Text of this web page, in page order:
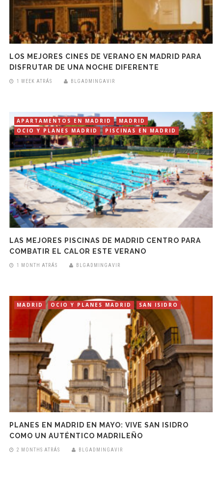
LOS MEJORES CINES DE VERANO EN MADRID PARA
DISFRUTAR DE UNA NOCHE DIFERENTE
1 WEEK ATRÁS BLGADMINGAVIR
APARTAMENTOS EN MADRID
MADRID
OCIO Y PLANES MADRID
PISCINAS EN MADRID
LAS MEJORES PISCINAS DE MADRID CENTRO PARA
COMBATIR EL CALOR ESTE VERANO
1 MONTH ATRÁS BLGADMINGAVIR
MADRID OCIO Y PLANES MADRID SAN ISIDRO
PLANES EN MADRID EN MAYO: VIVE SAN ISIDRO
COMO UN AUTÉNTICO MADRILEÑO
2 MONTHS ATRÁS BLGADMINGAVIR